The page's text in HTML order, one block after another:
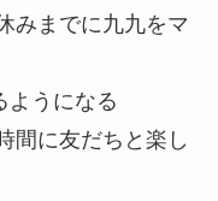
みまでに九九をマ
うになる
間に友だちと楽し